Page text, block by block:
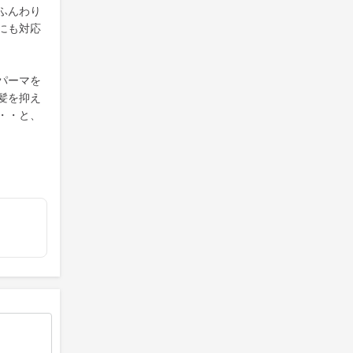
んわり
も対応
ーマを
を抑え
・と、